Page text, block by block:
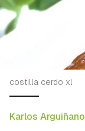
Karlos Arguiñano
costilla cerdo xl